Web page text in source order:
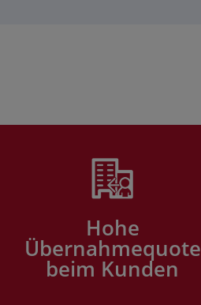
Hohe
Übernahmequote
beim Kunden